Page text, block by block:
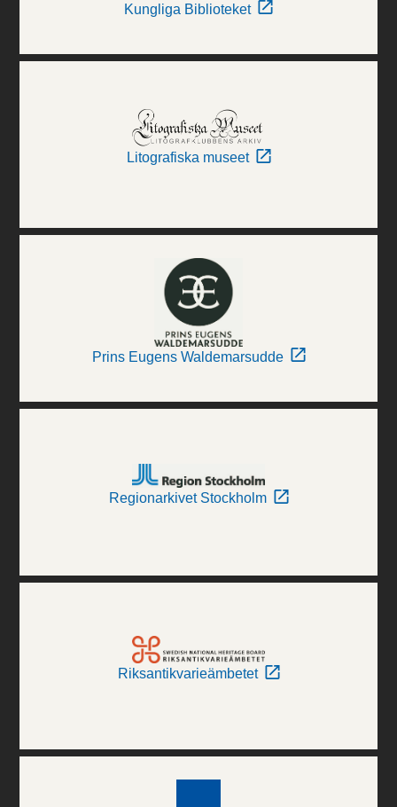
Kungliga Biblioteket
Litografiska museet
Prins Eugens Waldemarsudde
Regionarkivet Stockholm
Riksantikvarieämbetet